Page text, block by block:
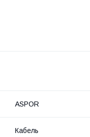
ASPOR
Кабель